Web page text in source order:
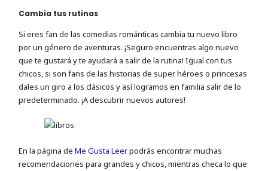
Cambia tus rutinas
Si eres fan de las comedias románticas cambia tu nuevo libro
por un género de aventuras. ¡Seguro encuentras algo nuevo
que te gustará y te ayudará a salir de la rutina! Igual con tus
chicos, si son fans de las historias de super héroes o princesas
dales un giro a los clásicos y así logramos en familia salir de lo
predeterminado. ¡A descubrir nuevos autores!
En la página deMe Gusta Leerpodrás encontrar muchas
recomendaciones para grandes y chicos, mientras checa lo que